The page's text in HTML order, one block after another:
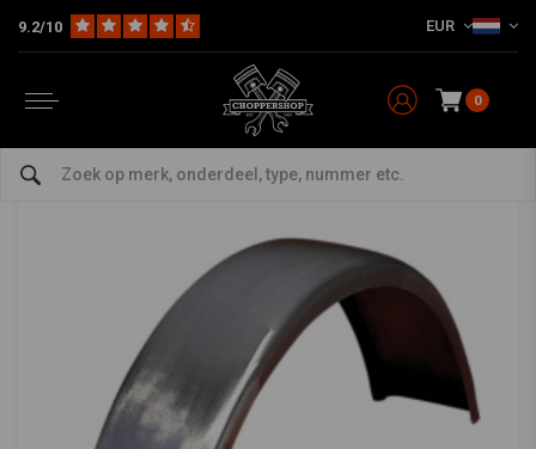
9.2/10 EUR
0
Multi-fit Spatborden 6" Flat Achterspatbord Staal
bekijk alles van Drag Specialties
6" Flat Achterspatbord Staal